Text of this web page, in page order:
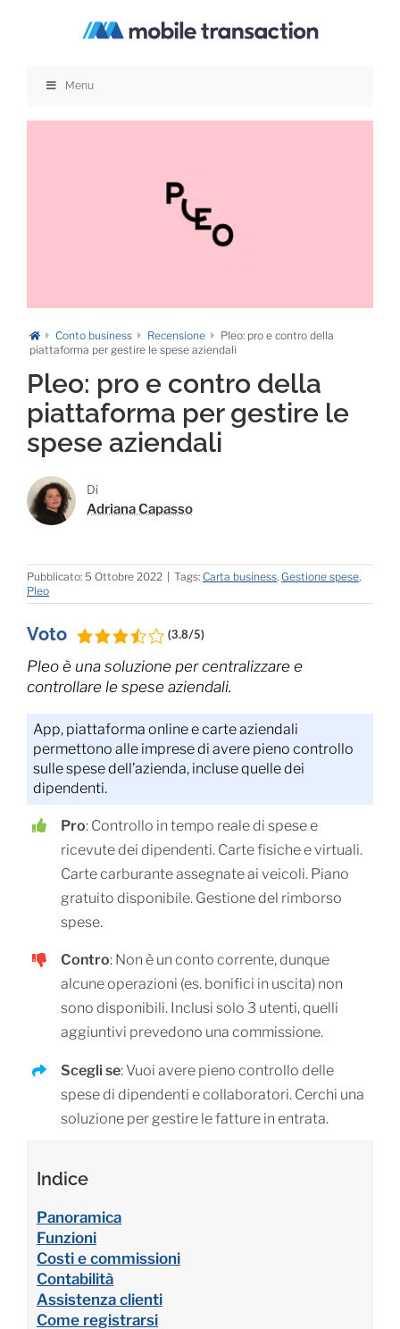
Menu
Conto business Recensione
Pleo: pro e contro della
piattaforma per gestire le spese aziendali
Pleo: pro e contro della
piattaforma per gestire le
spese aziendali
Di
Adriana Capasso
Pubblicato: 5 Ottobre 2022 Tags: Carta business, Gestione spese,
Pleo
Voto (3.8/5)
Pleo è una soluzione per centralizzare e
controllare le spese aziendali.
App, piattaforma online e carte aziendali
permettono alle imprese di avere pieno controllo
sulle spese dell’azienda, incluse quelle dei
dipendenti.
Pro: Controllo in tempo reale di spese e
ricevute dei dipendenti. Carte fisiche e virtuali.
Carte carburante assegnate ai veicoli. Piano
gratuito disponibile. Gestione del rimborso
spese.
Contro: Non è un conto corrente, dunque
alcune operazioni (es. bonifici in uscita) non
sono disponibili. Inclusi solo 3 utenti, quelli
aggiuntivi prevedono una commissione.
Scegli se: Vuoi avere pieno controllo delle
spese di dipendenti e collaboratori. Cerchi una
soluzione per gestire le fatture in entrata.
Indice
Panoramica
Funzioni
Costi e commissioni
Contabilità
Assistenza clienti
Come registrarsi